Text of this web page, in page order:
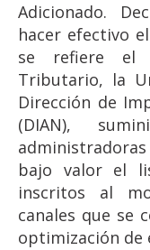
Adicionado.
hacer efectivo
se refiere el
Tributario, la
Dirección de
(DIAN),
bajo valor el
inscritos al
canales que se
optimización de